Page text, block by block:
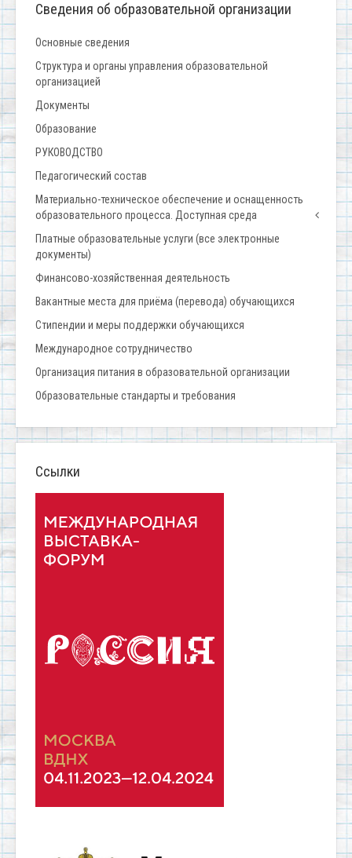
Сведения об образовательной организации
Основные сведения
Структура и органы управления образовательной
организацией
Документы
Образование
РУКОВОДСТВО
Педагогический состав
Материально-техническое обеспечение и оснащенность
образовательного процесса. Доступная среда
Платные образовательные услуги (все электронные
документы)
Финансово-хозяйственная деятельность
Вакантные места для приёма (перевода) обучающихся
Стипендии и меры поддержки обучающихся
Международное сотрудничество
Организация питания в образовательной организации
Образовательные стандарты и требования
Ссылки